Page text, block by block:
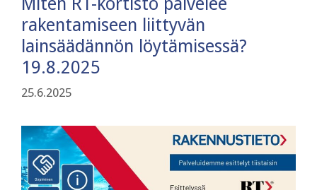
rakentamiseen liittyvän
lainsäädännön löytämisessä?
19.8.2025
25.6.2025